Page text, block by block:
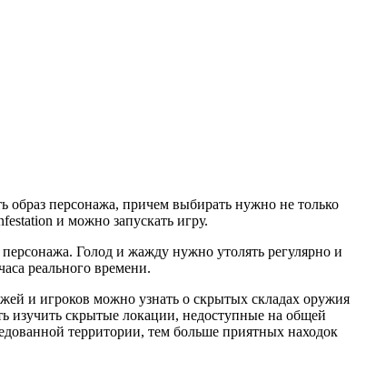
образ персонажа, причем выбирать нужно не только
и можно запускать игру.
Голод и жажду нужно утолять регулярно и
реального времени.
и игроков можно узнать о скрытых складах оружия
изучить скрытые локации, недоступные на общей
территории, тем больше приятных находок